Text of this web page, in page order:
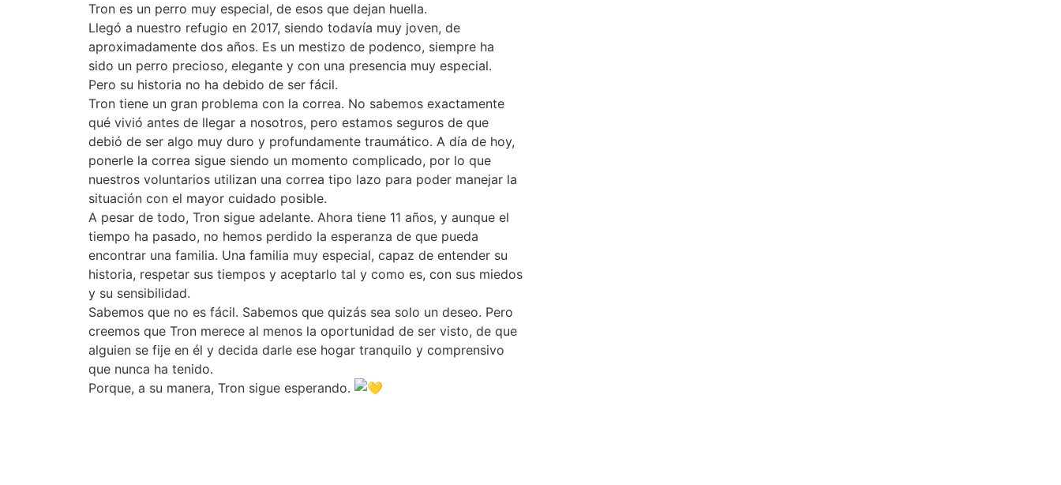
Tron es un perro muy especial, de esos que dejan huella.
Llegó a nuestro refugio en 2017, siendo todavía muy joven, de
aproximadamente dos años. Es un mestizo de podenco, siempre ha
sido un perro precioso, elegante y con una presencia muy especial.
Pero su historia no ha debido de ser fácil.
Tron tiene un gran problema con la correa. No sabemos exactamente
qué vivió antes de llegar a nosotros, pero estamos seguros de que
debió de ser algo muy duro y profundamente traumático. A día de hoy,
ponerle la correa sigue siendo un momento complicado, por lo que
nuestros voluntarios utilizan una correa tipo lazo para poder manejar la
situación con el mayor cuidado posible.
A pesar de todo, Tron sigue adelante. Ahora tiene 11 años, y aunque el
tiempo ha pasado, no hemos perdido la esperanza de que pueda
encontrar una familia. Una familia muy especial, capaz de entender su
historia, respetar sus tiempos y aceptarlo tal y como es, con sus miedos
y su sensibilidad.
Sabemos que no es fácil. Sabemos que quizás sea solo un deseo. Pero
creemos que Tron merece al menos la oportunidad de ser visto, de que
alguien se fije en él y decida darle ese hogar tranquilo y comprensivo
que nunca ha tenido.
Porque, a su manera, Tron sigue esperando.